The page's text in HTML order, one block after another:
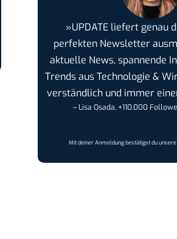
»UPDATE liefert genau
perfekten Newsletter
aktuelle News, spannende
Trends aus Technologie &
verständlich und immer
– Lisa Osada, +110.000
Mit deiner Anmeldung bestätigst du